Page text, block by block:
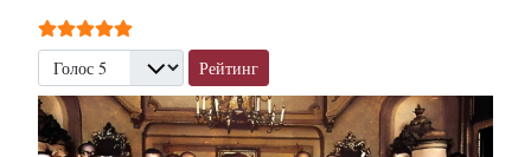
Рейтинг користувача:
Будь ласка, поставте оцінку